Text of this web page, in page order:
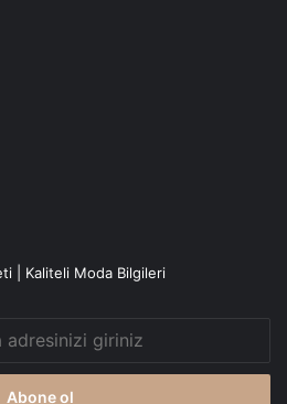
| Kaliteli Moda Bilgileri